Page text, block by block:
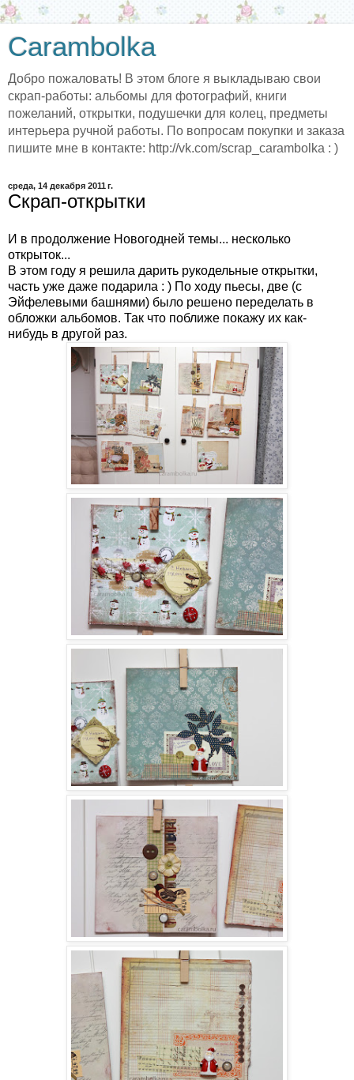
Carambolka
Добро пожаловать! В этом блоге я выкладываю свои
скрап-работы: альбомы для фотографий, книги
пожеланий, открытки, подушечки для колец, предметы
интерьера ручной работы. По вопросам покупки и заказа
пишите мне в контакте: http://vk.com/scrap_carambolka : )
среда, 14 декабря 2011 г.
Скрап-открытки
И в продолжение Новогодней темы... несколько
открыток...
В этом году я решила дарить рукодельные открытки,
часть уже даже подарила : ) По ходу пьесы, две (с
Эйфелевыми башнями) было решено переделать в
обложки альбомов. Так что поближе покажу их как-
нибудь в другой раз.